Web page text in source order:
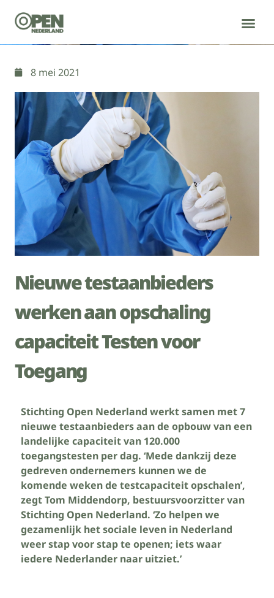
8 mei 2021
Nieuwe testaanbieders
werken aan opschaling
capaciteit Testen voor
Toegang
Stichting Open Nederland werkt samen met 7
nieuwe testaanbieders aan de opbouw van een
landelijke capaciteit van 120.000
toegangstesten per dag. ‘Mede dankzij deze
gedreven ondernemers kunnen we de
komende weken de testcapaciteit opschalen’,
zegt Tom Middendorp, bestuursvoorzitter van
Stichting Open Nederland. ‘Zo helpen we
gezamenlijk het sociale leven in Nederland
weer stap voor stap te openen; iets waar
iedere Nederlander naar uitziet.’